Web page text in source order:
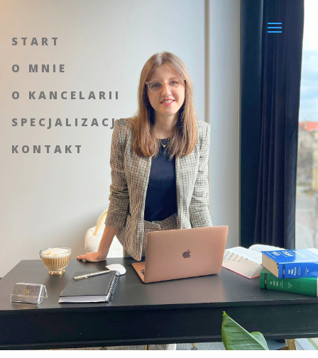
START
O MNIE
O KANCELARII
SPECJALIZACJA
KONTAKT